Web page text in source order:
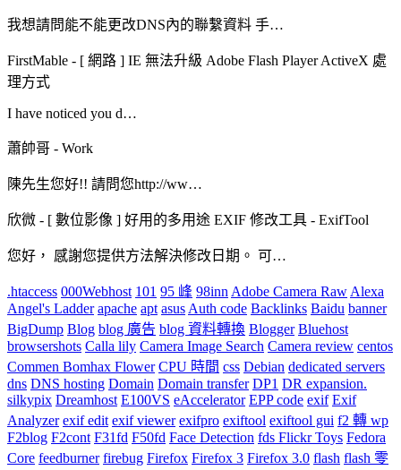
我想請問能不能更改DNS內的聯繫資料 手…
FirstMable - [ 網路 ] IE 無法升級 Adobe Flash Player ActiveX 處
理方式
I have noticed you d…
蕭帥哥 - Work
陳先生您好!! 請問您http://ww…
欣微 - [ 數位影像 ] 好用的多用途 EXIF 修改工具 - ExifTool
您好， 感謝您提供方法解決修改日期。 可…
.htaccess 000Webhost 101 95 峰 98inn Adobe Camera Raw Alexa
Angel's Ladder apache apt asus Auth code Backlinks Baidu banner
BigDump Blog blog 廣告 blog 資料轉換 Blogger Bluehost
browsershots Calla lily Camera Image Search Camera review centos
Commen Bomhax Flower CPU 時間 css Debian dedicated servers
dns DNS hosting Domain Domain transfer DP1 DR expansion.
silkypix Dreamhost E100VS eAccelerator EPP code exif Exif
Analyzer exif edit exif viewer exifpro exiftool exiftool gui f2 轉 wp
F2blog F2cont F31fd F50fd Face Detection fds Flickr Toys Fedora
Core feedburner firebug Firefox Firefox 3 Firefox 3.0 flash flash 零